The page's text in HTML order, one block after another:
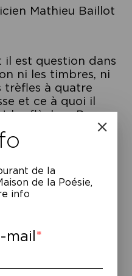
Mathieu Baillot
est question dans
ni les timbres, ni
trèfles à quatre
et ce à quoi il
les flèches. Pas
: celles qui
côté de la
manie ridicule,
est lui-même
mais celles qu’il
gauche.
Parlange
l’aide des fils de
pour créer
programme
projetées…
de la
de la Poésie,
info
mail